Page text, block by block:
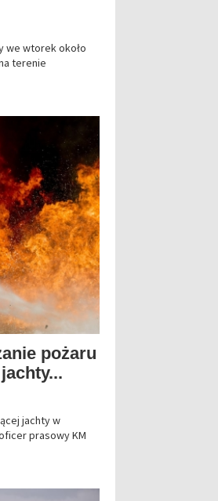
we wtorek około
terenie
pożaru
jachty w
prasowy KM